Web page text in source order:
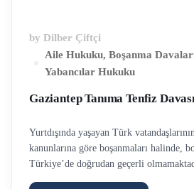
by Dilber Çiftçi
Aile Hukuku, Boşanma
Yabancılar Hukuku
Gaziantep Tanıma Tenfiz
Yurtdışında yaşayan Türk
kanunlarına göre boşanmaları halinde,
Türkiye’de doğrudan geçerli